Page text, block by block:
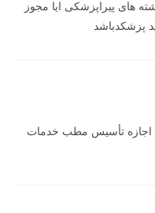
های پیراپزشکی ایا مجوز
پزشکدباشد
تأسیس مطب خدمات